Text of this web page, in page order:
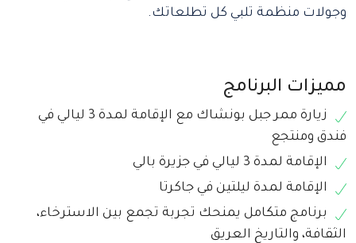
وجولات منظمة تلبي كل تطلعاتك.
مميزات البرنامج
زيارة ممر جبل بونشاك مع الإقامة لمدة 3 ليالي في
فندق ومنتجع
الإقامة لمدة 3 ليالي في جزيرة بالي
الإقامة لمدة ليلتين في جاكرتا
برنامج متكامل يمنحك تجربة تجمع بين الاسترخاء،
الثقافة، والتاريخ العريق